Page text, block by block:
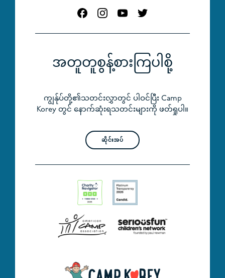
အတူတူစွန့်စားကြပါစို့
ကျွန်ုပ်တို့၏သတင်းလွှာတွင် ပါဝင်ပြီး Camp
Korey တွင် နောက်ဆုံးရသတင်းများကို ဖတ်ရှုပါ။
ဆိုင်းအပ်